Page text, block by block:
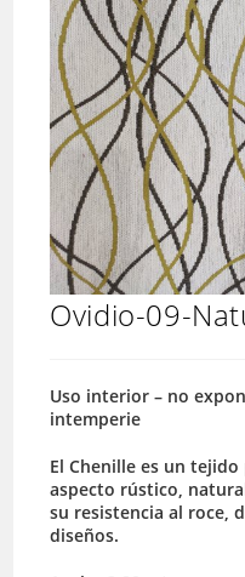
Ovidio-09-
Uso interior – no
intemperie
El Chenille es un
aspecto rústico,
su resistencia al roce,
diseños.